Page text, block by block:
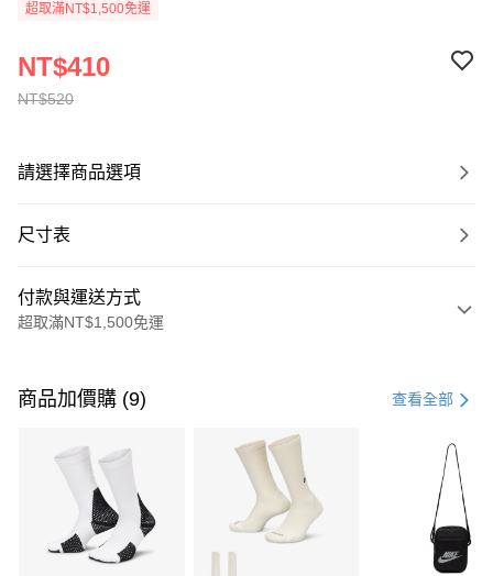
超取滿NT$1,500免運
NT$520
NT$410
請選擇商品選項
尺寸表
付款與運送方式
超取滿NT$1,500免運
信用卡一次付款
3 期 0 利率 每期 21家銀行
合作金庫商業銀行
第一商業銀行
華南商業銀行
彰化商業銀行
上海商業儲蓄銀行
Apple Pay
商品加價購 (9) 查看全部